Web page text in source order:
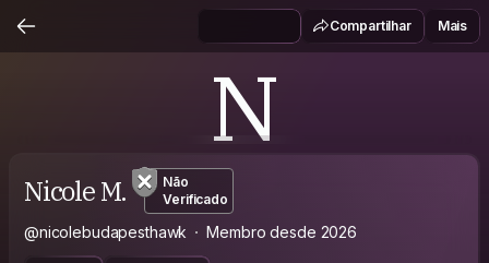
Compartilhar Mais
N
Nicole M.
Não
Verificado
@nicolebudapesthawk Membro desde 2026